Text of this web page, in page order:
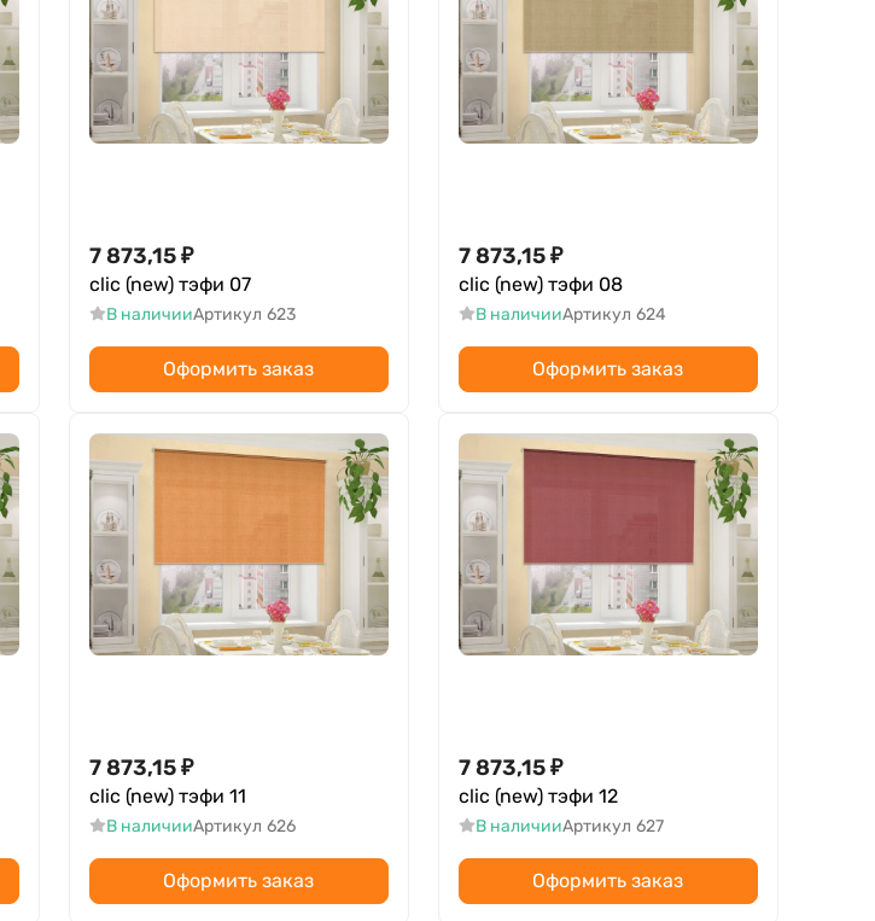
7 873,15₽
clic (new) тэфи 07
В наличииАртикул 623
Оформить заказ
7 873,15₽
clic (new) тэфи 08
В наличииАртикул 624
Оформить заказ
7 873,15₽
clic (new) тэфи 11
В наличииАртикул 626
Оформить заказ
7 873,15₽
clic (new) тэфи 12
В наличииАртикул 627
Оформить заказ